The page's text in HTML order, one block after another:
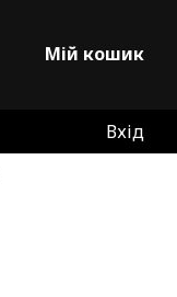
Мій кошик
Вхід